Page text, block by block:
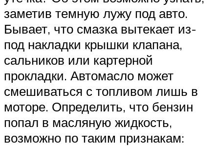
заметив темную лужу под авто.
Бывает, что смазка вытекает из-
под накладки крышки клапана,
сальников или картерной
прокладки. Автомасло может
смешиваться с топливом лишь в
моторе. Определить, что бензин
попал в масляную жидкость,
возможно по таким признакам: